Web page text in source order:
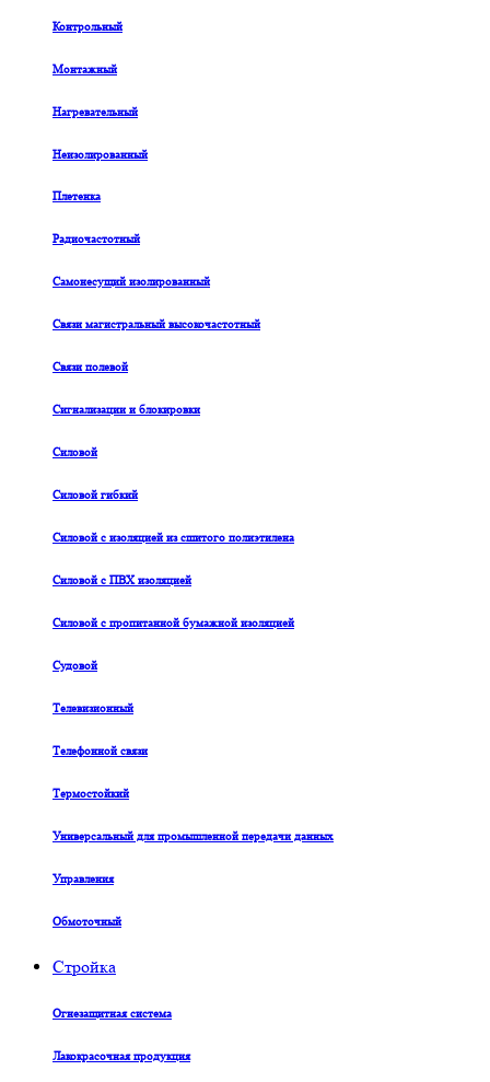
Контрольный
Монтажный
Нагревательный
Неизолированный
Плетенка
Радиочастотный
Самонесущий изолированный
Связи магистральный высокочастотный
Связи полевой
Сигнализации и блокировки
Силовой
Силовой гибкий
Силовой с изоляцией из сшитого полиэтилена
Силовой с ПВХ изоляцией
Силовой с пропитанной бумажной изоляцией
Судовой
Телевизионный
Телефонной связи
Термостойкий
Универсальный для промышленной передачи данных
Управления
Обмоточный
Стройка
Огнезащитная система
Лакокрасочная продукция